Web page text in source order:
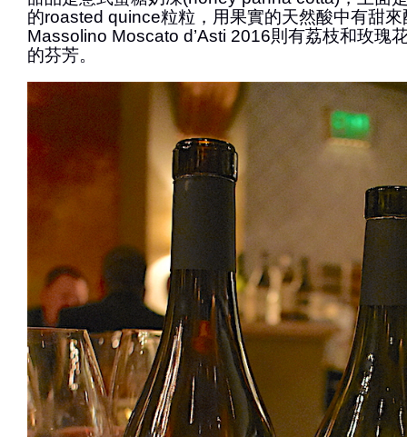
的roasted quince粒粒，用果實的天然酸中有甜
Massolino Moscato d’Asti 2016則有荔枝和玫瑰
的芬芳。